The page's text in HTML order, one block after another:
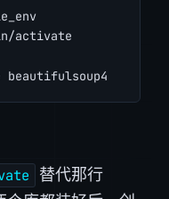
activate
替代那行